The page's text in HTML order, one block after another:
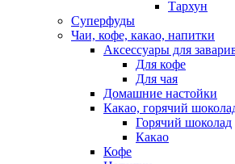
Тархун
Суперфуды
Чаи, кофе, какао, напитки
Аксессуары для
Для кофе
Для чая
Домашние настойки
Какао, горячий
Горячий шоколад
Какао
Кофе